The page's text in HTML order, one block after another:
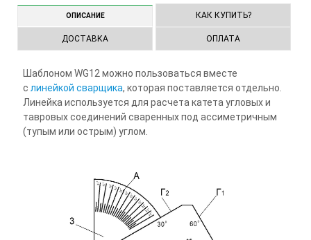
ОПИСАНИЕ КАК КУПИТЬ?
ДОСТАВКА ОПЛАТА
Шаблоном WG12 можно пользоваться вместе
с линейкой сварщика, которая поставляется отдельно.
Линейка используется для расчета катета угловых и
тавровых соединений сваренных под ассиметричным
(тупым или острым) углом.